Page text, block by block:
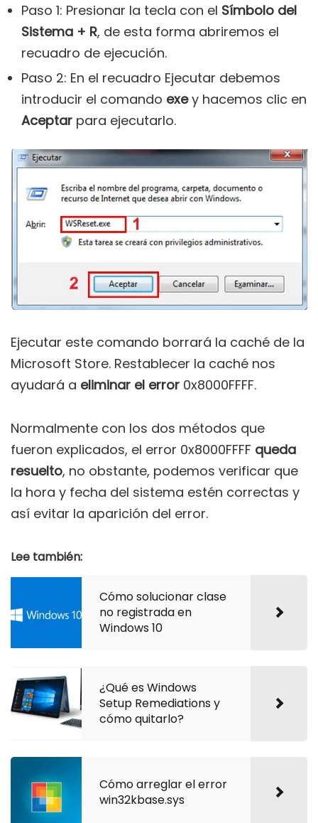
Paso 1: Presionar la tecla con el Símbolo del
Sistema + R, de esta forma abriremos el
recuadro de ejecución.
Paso 2: En el recuadro Ejecutar debemos
introducir el comando exey hacemos clic en
Aceptar para ejecutarlo.
Ejecutar este comando borrará la caché de la
Microsoft Store. Restablecer la caché nos
ayudará a eliminar el error 0x8000FFFF.
Normalmente con los dos métodos que
fueron explicados, el error 0x8000FFFF queda
resuelto, no obstante, podemos verificar que
la hora y fecha del sistema estén correctas y
así evitar la aparición del error.
Lee también:
Cómo solucionar clase
no registrada en
Windows 10
¿Qué es Windows
Setup Remediations y
cómo quitarlo?
Cómo arreglar el error
win32kbase.sys